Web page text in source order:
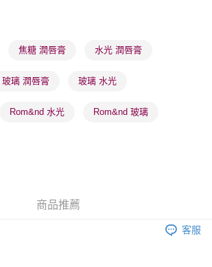
發貨後1-3個工作天送達
送
並不會安排重寄
，並不會安排重寄
焦糖 潤唇膏 水光 潤唇膏
玻璃 潤唇膏 玻璃 水光
Rom&nd 水光 Rom&nd 玻璃
商品推薦
客服